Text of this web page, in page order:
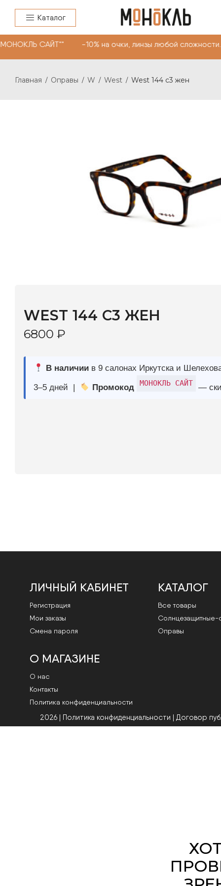
Каталог
САЙТ"" -10% на очки, линзы любой
Главная / Оправы / W / West / West 144 c3 жен
3–5 дней | Промокод МОНОКЛЬ САЙТ
ЛИЧНЫЙ КАБИНЕТ
Регистрация
Мои заказы
Смена пароля
КАТАЛОГ
Все товары
Cолнцезащитные-
Оправы
О МАГАЗИНЕ
О нас
Контакты
Политика конфиденциальности
2026 | Политика конфиденциальности | Договор